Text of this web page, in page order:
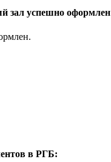
зал успешно оформлен
в РГБ: